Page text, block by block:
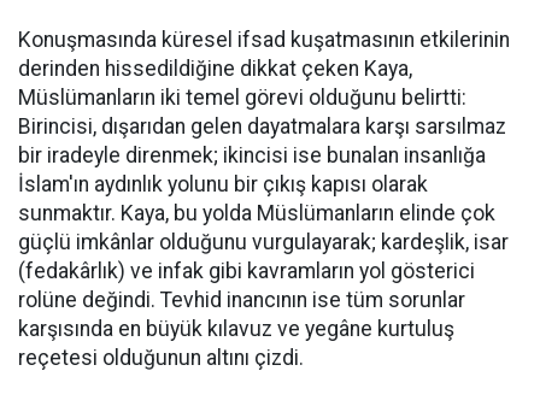
Konuşmasında küresel ifsad kuşatmasının etkilerinin
derinden hissedildiğine dikkat çeken Kaya,
Müslümanların iki temel görevi olduğunu belirtti:
Birincisi, dışarıdan gelen dayatmalara karşı sarsılmaz
bir iradeyle direnmek; ikincisi ise bunalan insanlığa
İslam'ın aydınlık yolunu bir çıkış kapısı olarak
sunmaktır. Kaya, bu yolda Müslümanların elinde çok
güçlü imkânlar olduğunu vurgulayarak; kardeşlik, isar
(fedakârlık) ve infak gibi kavramların yol gösterici
rolüne değindi. Tevhid inancının ise tüm sorunlar
karşısında en büyük kılavuz ve yegâne kurtuluş
reçetesi olduğunun altını çizdi.